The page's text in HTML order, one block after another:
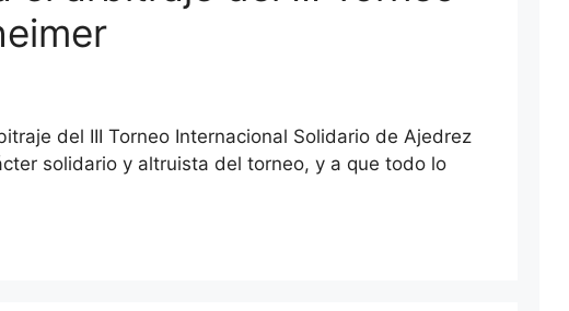
del III Torneo Internacional Solidario de Ajedrez
solidario y altruista del torneo, y a que todo lo